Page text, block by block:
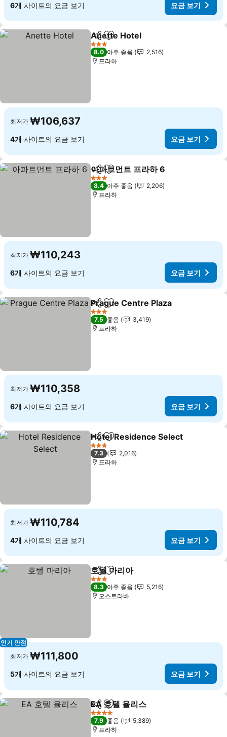
6개 사이트의 요금 보기 요금 보기
공유 즐겨찾기에 추가
Anette Hotel
3 성급
8.0 아주 좋음
2,516
프라하
최저가 ₩106,637
4개 사이트의 요금 보기 요금 보기
공유 즐겨찾기에 추가
아파트먼트 프라하 6
3 성급
8.4 아주 좋음
2,206
프라하
최저가 ₩110,243
6개 사이트의 요금 보기 요금 보기
공유 즐겨찾기에 추가
Prague Centre Plaza
3 성급
7.5 좋음
3,419
프라하
최저가 ₩110,358
6개 사이트의 요금 보기 요금 보기
공유 즐겨찾기에 추가
Hotel Residence Select
3 성급
7.3
2,016
프라하
최저가 ₩110,784
4개 사이트의 요금 보기 요금 보기
인기 만점
공유 즐겨찾기에 추가
호텔 마리아
3 성급
8.3 아주 좋음
5,216
오스트라바
최저가 ₩111,800
5개 사이트의 요금 보기 요금 보기
공유 즐겨찾기에 추가
EA 호텔 율리스
4 성급
7.9 좋음
5,389
프라하